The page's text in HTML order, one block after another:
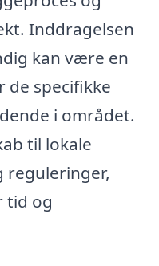
Inddragelsen
kan være en
de specifikke
i området.
til lokale
reguleringer,
tid og